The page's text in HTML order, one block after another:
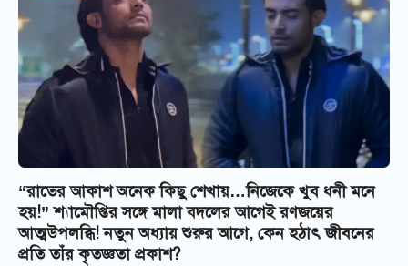
“রাতের আকাশ অনেক কিছু শেখায়…নিজেকে খুব ধনী মনে
হয়!” শ্যামৌপ্তির সঙ্গে মালা বদলের আগেই রণজয়ের
আত্মউপলব্ধি! নতুন অধ্যায় শুরুর আগে, কেন হঠাৎ জীবনের
প্রতি তাঁর কৃতজ্ঞতা প্রকাশ?